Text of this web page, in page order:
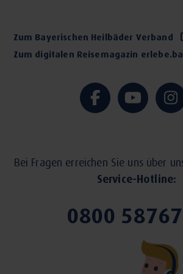
Zum Bayerischen Heilbäder Verband
Zum digitalen Reisemagazin
Bei Fragen erreichen Sie uns über
Service-Hotline:
0800